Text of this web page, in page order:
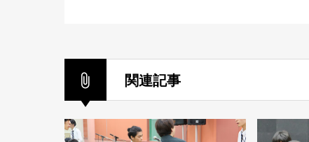
関連記事